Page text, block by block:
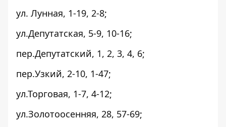
ул. Лунная, 1-19, 2-8;
ул.Депутатская, 5-9, 10-16;
пер.Депутатский, 1, 2, 3, 4, 6;
пер.Узкий, 2-10, 1-47;
ул.Торговая, 1-7, 4-12;
ул.Золотоосенняя, 28, 57-69;